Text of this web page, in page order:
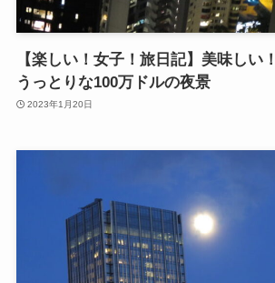
【楽しい！女子！旅日記】美味しい
うっとりな100万ドルの夜景
2023年1月20日